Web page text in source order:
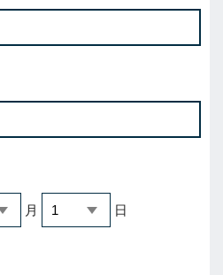
月 日